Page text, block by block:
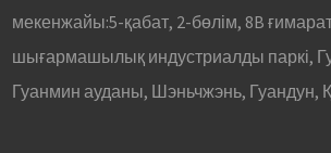
мекенжайы:5-қабат, 2-бөлім, 8B
шығармашылық индустриалды паркі,
Гуанмин ауданы, Шэньчжэнь, Гуандун,